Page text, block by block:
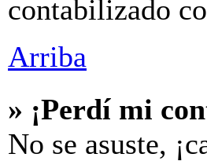
contabilizado
Arriba
» ¡Perdí mi
No se asuste,